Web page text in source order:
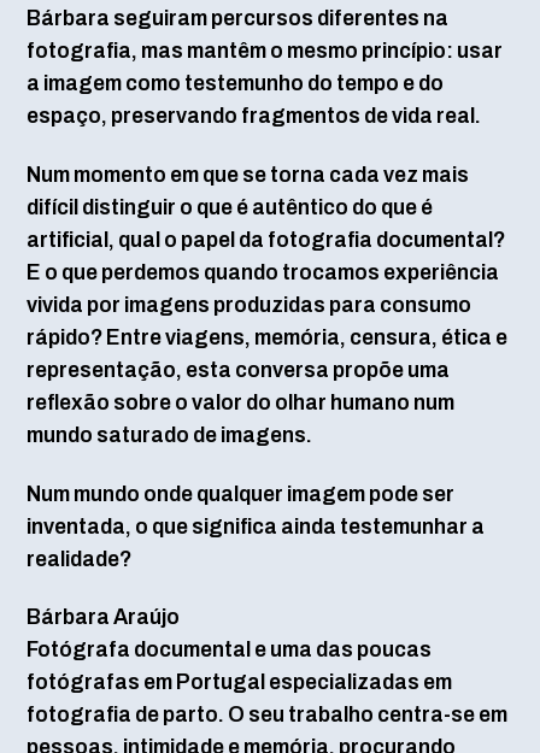
Bárbara seguiram percursos diferentes na
fotografia, mas mantêm o mesmo princípio: usar
a imagem como testemunho do tempo e do
espaço, preservando fragmentos de vida real.
Num momento em que se torna cada vez mais
difícil distinguir o que é autêntico do que é
artificial, qual o papel da fotografia documental?
E o que perdemos quando trocamos experiência
vivida por imagens produzidas para consumo
rápido? Entre viagens, memória, censura, ética e
representação, esta conversa propõe uma
reflexão sobre o valor do olhar humano num
mundo saturado de imagens.
Num mundo onde qualquer imagem pode ser
inventada, o que significa ainda testemunhar a
realidade?
Bárbara Araújo
Fotógrafa documental e uma das poucas
fotógrafas em Portugal especializadas em
fotografia de parto. O seu trabalho centra-se em
pessoas, intimidade e memória, procurando